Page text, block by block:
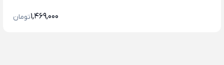
1,469,000تومان